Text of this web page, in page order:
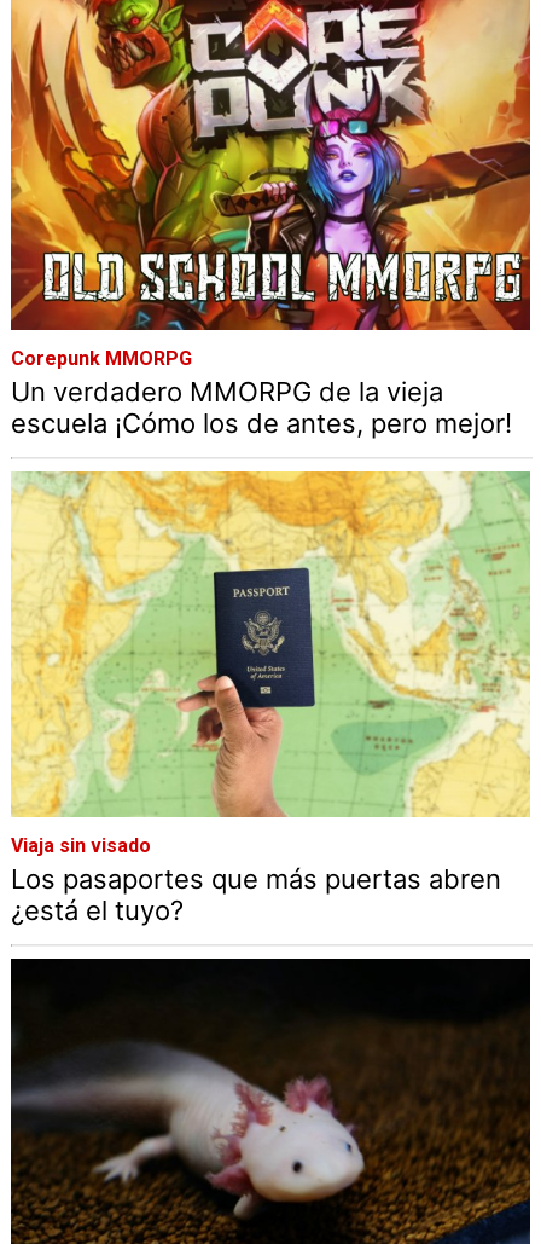
Corepunk MMORPG
Un verdadero MMORPG de la vieja
escuela ¡Cómo los de antes, pero mejor!
Viaja sin visado
Los pasaportes que más puertas abren
¿está el tuyo?